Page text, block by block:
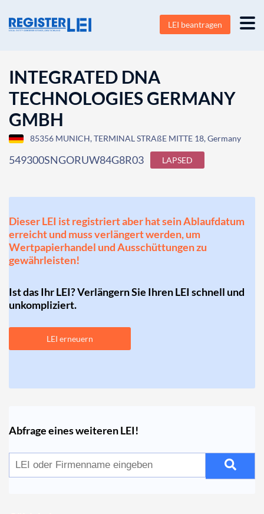
LEI beantragen
INTEGRATED DNA
TECHNOLOGIES GERMANY
GMBH
85356 MUNICH, TERMINAL STRAßE MITTE 18, Germany
549300SNGORUW84G8R03 LAPSED
Dieser LEI ist registriert aber hat sein Ablaufdatum
erreicht und muss verlängert werden, um
Wertpapierhandel und Ausschüttungen zu
gewährleisten!
Ist das Ihr LEI? Verlängern Sie Ihren LEI schnell und
unkompliziert.
LEI erneuern
Abfrage eines weiteren LEI!